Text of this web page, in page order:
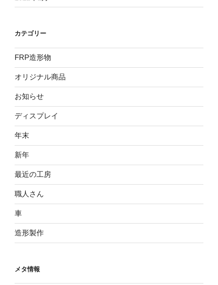
カテゴリー
FRP造形物
オリジナル商品
お知らせ
ディスプレイ
年末
新年
最近の工房
職人さん
車
造形製作
メタ情報